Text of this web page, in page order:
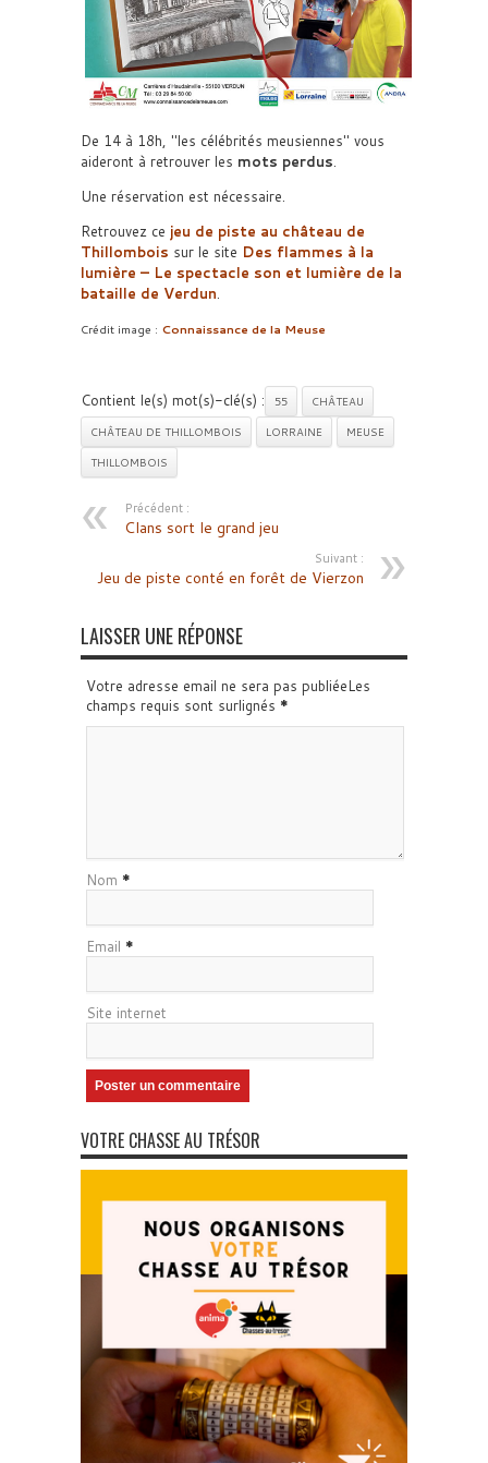
De 14 à 18h, les célébrités meusiennes
vous
aideront à retrouver les mots perdus.
Une réservation est nécessaire.
Retrouvez ce jeu de piste au château de
Thillombois sur le site Des flammes à la
lumière – Le spectacle son et lumière de la
bataille de Verdun.
Crédit image : Connaissance de la Meuse
Contient le(s) mot(s)-clé(s) : 55
CHÂTEAU
CHÂTEAU DE THILLOMBOIS
LORRAINE
MEUSE
THILLOMBOIS
Précédent :
Clans sort le grand jeu
Suivant :
Jeu de piste conté en forêt de Vierzon
LAISSER UNE RÉPONSE
Votre adresse email ne sera pas publiéeLes
champs requis sont surlignés *
Nom *
Email *
Site internet
VOTRE CHASSE AU TRÉSOR